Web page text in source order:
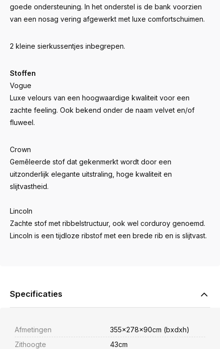
goede ondersteuning. In het onderstel is de bank voorzien
van een nosag vering afgewerkt met luxe comfortschuimen.
2 kleine sierkussentjes inbegrepen.
Stoffen
Vogue
Luxe velours van een hoogwaardige kwaliteit voor een
zachte feeling. Ook bekend onder de naam velvet en/of
fluweel.
Crown
Gemêleerde stof dat gekenmerkt wordt door een
uitzonderlijk elegante uitstraling, hoge kwaliteit en
slijtvastheid.
Lincoln
Zachte stof met ribbelstructuur, ook wel corduroy genoemd.
Lincoln is een tijdloze ribstof met een brede rib en is slijtvast.
Specificaties
Afmetingen
355x278x90cm (bxdxh)
Zithoogte
43cm